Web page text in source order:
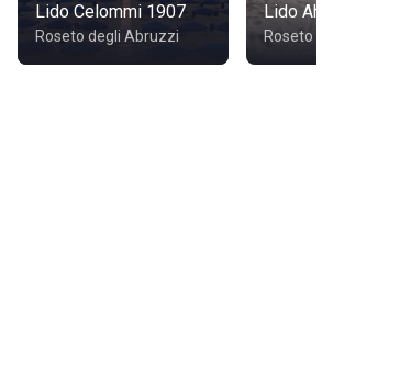
Lido Celommi 1907
Roseto degli Abruzzi
Lido Ah!Mar
Roseto degli Abruzzi